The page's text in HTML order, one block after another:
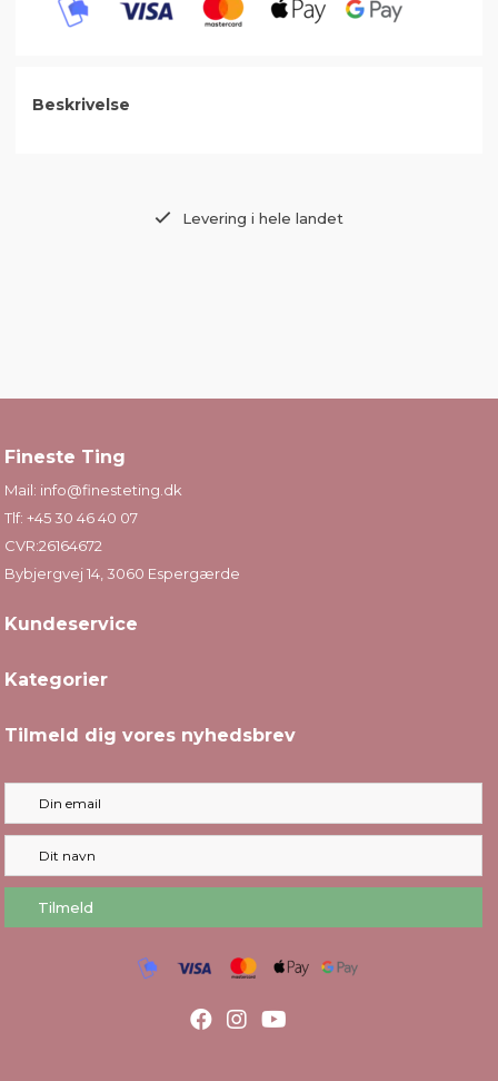
Beskrivelse
Levering i hele landet
Fineste Ting
Mail: info@finesteting.dk
Tlf:+45 30 46 40 07
CVR:26164672
Bybjergvej 14, 3060 Espergærde
Kundeservice
Kategorier
Tilmeld dig vores nyhedsbrev